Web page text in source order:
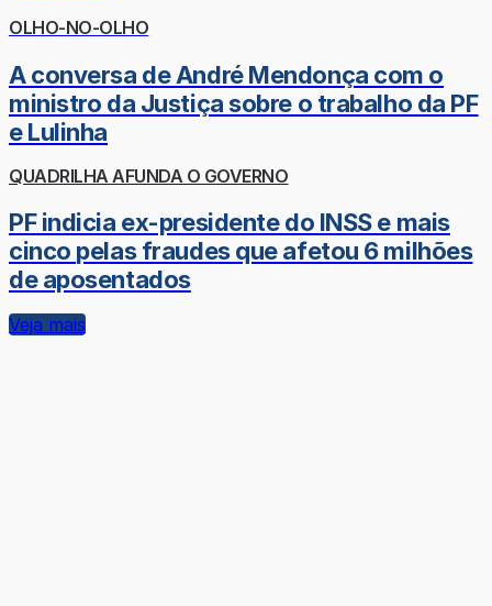
OLHO-NO-OLHO
A conversa de André Mendonça com o
ministro da Justiça sobre o trabalho da PF
e Lulinha
QUADRILHA AFUNDA O GOVERNO
PF indicia ex-presidente do INSS e mais
cinco pelas fraudes que afetou 6 milhões
de aposentados
Veja mais